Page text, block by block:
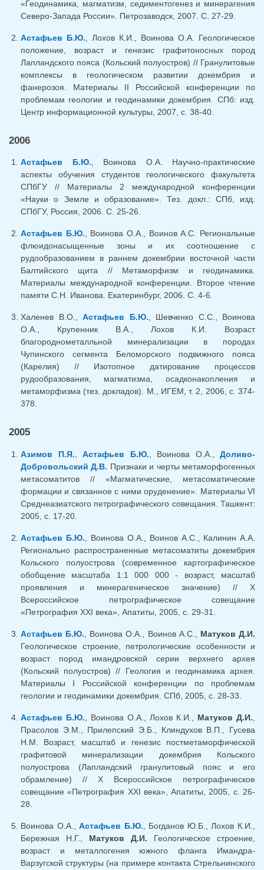
«Геодинамика, магматизм, седиментогенез и минерагения
Северо-Запада России». Петрозаводск, 2007. C. 27-29.
Астафьев Б.Ю. , Лохов К.И., Воинова О.А. Геологическое
положение, возраст и генезис графитоносных пород
Лапландского пояса (Кольский полуостров) // Гранулитовые
комплексы в геологическом развитии докембрия и
фанерозоя. Материалы II Российской конференции по
проблемам геологии и геодинамики докембрия. СПб: изд.
Центр информационной культуры, 2007, с. 38-40.
2006
Астафьев Б.Ю., Воинова О.А. Научно-практические
аспекты обучения студентов геологического факультета
СПбГУ // Материалы 2 международной конференции
«Науки о Земле и образование». Тез. докл.: СПб, изд.
СПбГУ, Россия, 2006. С. 25-26.
Астафьев Б.Ю., Воинова О.А., Воинов А.С. Региональные
флюидонасыщенные зоны и их соотношение с
рудообразованием в раннем докембрии восточной части
Балтийского щита // Метаморфизм и геодинамика.
Материалы международной конференции. Второе чтение
памяти С.Н. Иванова. Екатеринбург, 2006. С. 4-6.
Халенев В.О., Астафьев Б.Ю., Шевченко С.С., Воинова
О.А., Крупенник В.А., Лохов К.И. Возраст
благороднометалльной минерализации в породах
Чупинского сегмента Беломорского подвижного пояса
(Карелия) // Изотопное датирование процессов
рудообразования, магматизма, осадконакопления и
метаморфизма (тез. докладов). М., ИГЕМ, т. 2, 2006, с. 374-
378.
2005
Азимов П.Я. Астафьев Б.Ю. , Воинова О.А., Доливо-
Добровольский Д.В. Признаки и черты метаморфогенных
метасоматитов // «Магматические, метасоматические
формации и связанное с ними оруденение». Материалы VI
Среднеазиатского петрографического совещания. Ташкент:
2005, с. 17-20.
Астафьев Б.Ю. , Воинова О.А., Воинов А.С., Калинин А.А.
Регионально распространенные метасоматиты докембрия
Кольского полуострова (современное картографическое
обобщение масштаба 1:1 000 000 - возраст, масштаб
проявления и минерагеническое значение) // X
Всероссийское петрографическое совещание
«Петрография XXI века», Апатиты, 2005, с. 29-31.
Астафьев Б.Ю. , Воинова О.А., Воинов А.С., Матуков Д.И.
Геологическое строение, петрологические особенности и
возраст пород имандровской серии верхнего архея
(Кольский полуостров) // Геология и геодинамика архея.
Материалы I Российской конференции по проблемам
геологии и геодинамики докембрия. СПб, 2005, с. 28-33.
Астафьев Б.Ю. , Воинова О.А., Лохов К.И., Матуков Д.И.
Прасолов Э.М., Прилепский Э.Б., Клиндухов В.П., Гусева
Н.М. Возраст, масштаб и генезис постметаморфической
графитовой минерализации докембрия Кольского
полуострова (Лапландский гранулитовый пояс и его
обрамление) // X Всероссийское петрографическое
совещание «Петрография XXI века», Апатиты, 2005, с. 26-
28.
Воинова О.А.,Астафьев Б.Ю. , Богданов Ю.Б., Лохов К.И.,
Бережная Н.Г., Матуков Д.И. Геологическое строение,
возраст и металлогения южного фланга Имандра-
Варзугской структуры (на примере контакта Стрельнинского